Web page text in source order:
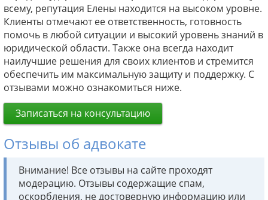
всему, репутация Елены находится на высоком уровне.
Клиенты отмечают ее ответственность, готовность
помочь в любой ситуации и высокий уровень знаний в
юридической области. Также она всегда находит
наилучшие решения для своих клиентов и стремится
обеспечить им максимальную защиту и поддержку. С
отзывами можно ознакомиться ниже.
Записаться на консультацию
Отзывы об адвокате
Внимание! Все отзывы на сайте проходят
модерацию. Отзывы содержащие спам,
оскорбления, не достоверную информацию или